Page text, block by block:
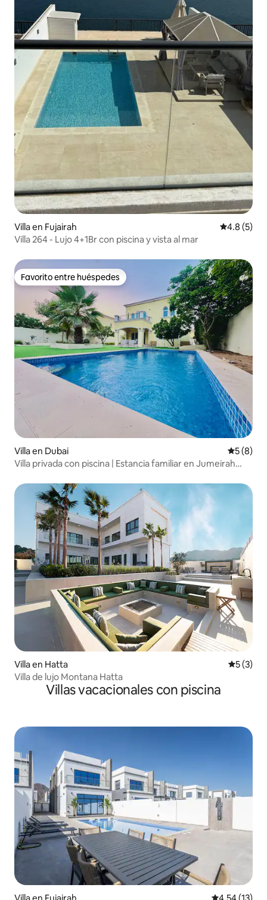
Villa en Fujairah
4.8 (5)
Villa 264 - Lujo 4+1Br con piscina y vista al mar
Favorito entre huéspedes
Favorito entre huéspedes
Villa en Dubai
5 (8)
Villa privada con piscina | Estancia familiar en Jumeirah
Villa en Hatta
5 (3)
Villa de lujo Montana Hatta
Villas vacacionales con piscina